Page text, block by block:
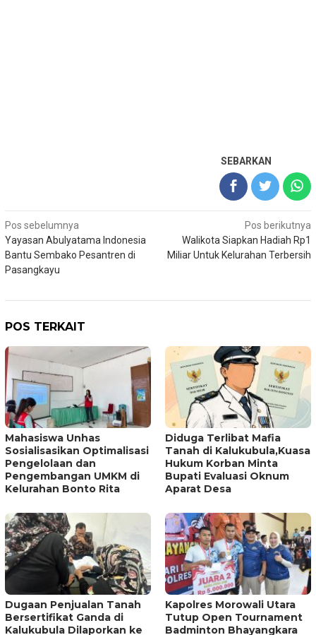
SEBARKAN
Navigasi
pos
Pos sebelumnya
Yayasan Abulyatama Indonesia
Bantu Sembako Pesantren di
Pasangkayu
Pos berikutnya
Walikota Siapkan Hadiah Rp1
Miliar Untuk Kelurahan Terbersih
POS TERKAIT
Mahasiswa Unhas
Sosialisasikan Optimalisasi
Pengelolaan dan
Pengembangan UMKM di
Kelurahan Bonto Rita
Diduga Terlibat Mafia
Tanah di Kalukubula,Kuasa
Hukum Korban Minta
Bupati Evaluasi Oknum
Aparat Desa
Dugaan Penjualan Tanah
Bersertifikat Ganda di
Kalukubula Dilaporkan ke
Kapolres Morowali Utara
Tutup Open Tournament
Badminton Bhayangkara